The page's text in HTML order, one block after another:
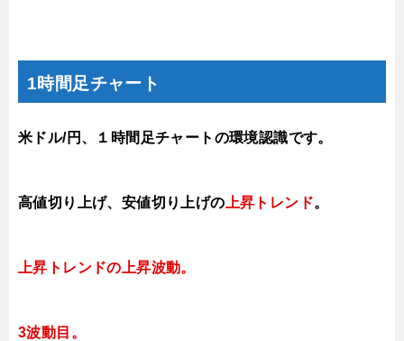
1時間足チャート
米ドル/円、１時間足チャートの環境認識です。
高値切り上げ、安値切り上げの 上昇トレンド。
上昇トレンドの上昇波動。
3波動目。